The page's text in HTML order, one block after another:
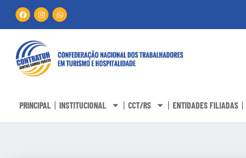
PRINCIPAL INSTITUCIONAL CCT/RS ENTIDADES FILIADAS